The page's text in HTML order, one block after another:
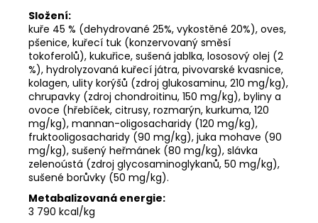
Složení:
kuře 45 % (dehydrované 25%, vykostěné 20%), oves,
pšenice, kuřecí tuk (konzervovaný směsí
tokoferolů), kukuřice, sušená jablka, lososový olej (2
%), hydrolyzovaná kuřecí játra, pivovarské kvasnice,
kolagen, ulity korýšů (zdroj glukosaminu, 210 mg/kg),
chrupavky (zdroj chondroitinu, 150 mg/kg), byliny a
ovoce (hřebíček, citrusy, rozmarýn, kurkuma, 120
mg/kg), mannan-oligosacharidy (120 mg/kg),
fruktooligosacharidy (90 mg/kg), juka mohave (90
mg/kg), sušený heřmánek (80 mg/kg), slávka
zelenoústá (zdroj glycosaminoglykanů, 50 mg/kg),
sušené borůvky (50 mg/kg).
Metabalizovaná energie:
3 790 kcal/kg